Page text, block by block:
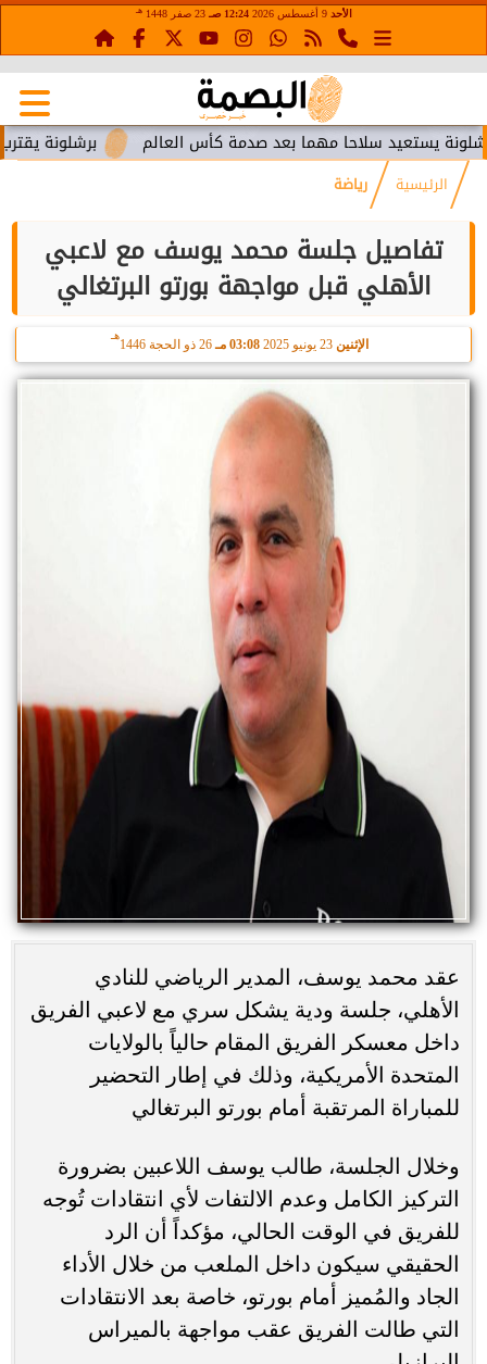
الأحد 9 أغسطس 2026 12:24 صـ 23 صفر 1448 هـ
برشلونة يقترب من يستعيد سلاحا مهما بعد صدمة كأس العالم
الرئيسية رياضة
تفاصيل جلسة محمد يوسف مع لاعبي
الأهلي قبل مواجهة بورتو البرتغالي
الإثنين 23 يونيو 2025 03:08 مـ 26 ذو الحجة 1446
هـ
عقد محمد يوسف، المدير الرياضي للنادي
الأهلي، جلسة ودية يشكل سري مع لاعبي الفريق
داخل معسكر الفريق المقام حالياً بالولايات
المتحدة الأمريكية، وذلك في إطار التحضير
للمباراة المرتقبة أمام بورتو البرتغالي
وخلال الجلسة، طالب يوسف اللاعبين بضرورة
التركيز الكامل وعدم الالتفات لأي انتقادات تُوجه
للفريق في الوقت الحالي، مؤكداً أن الرد
الحقيقي سيكون داخل الملعب من خلال الأداء
الجاد والمُميز أمام بورتو، خاصة بعد الانتقادات
التي طالت الفريق عقب مواجهة بالميراس